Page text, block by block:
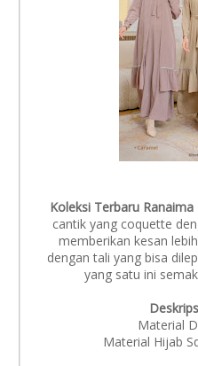
Koleksi Terbaru
cantik yang coquette
memberikan kesan
dengan tali yang bisa
yang satu ini
Material
Material Hijab